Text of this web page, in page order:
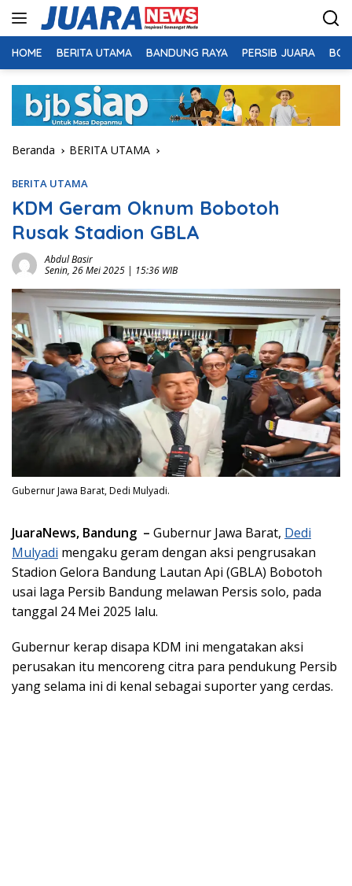
HOME BERITA UTAMA BANDUNG RAYA PERSIB JUARA
Beranda BERITA UTAMA
BERITA UTAMA
KDM Geram Oknum Bobotoh
Rusak Stadion GBLA
Abdul Basir
Senin, 26 Mei 2025 | 15:36 WIB
Gubernur Jawa Barat, Dedi Mulyadi.
JuaraNews, Bandung – Gubernur Jawa Barat, Dedi
Mulyadi mengaku geram dengan aksi pengrusakan
Stadion Gelora Bandung Lautan Api (GBLA) Bobotoh
usai laga Persib Bandung melawan Persis solo, pada
tanggal 24 Mei 2025 lalu.
Gubernur kerap disapa KDM ini mengatakan aksi
perusakan itu mencoreng citra para pendukung Persib
yang selama ini di kenal sebagai suporter yang cerdas.